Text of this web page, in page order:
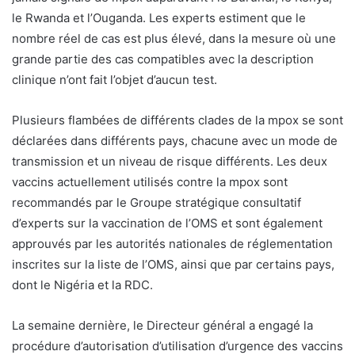
le Rwanda et l’Ouganda. Les experts estiment que le
nombre réel de cas est plus élevé, dans la mesure où une
grande partie des cas compatibles avec la description
clinique n’ont fait l’objet d’aucun test.
Plusieurs flambées de différents clades de la mpox se sont
déclarées dans différents pays, chacune avec un mode de
transmission et un niveau de risque différents. Les deux
vaccins actuellement utilisés contre la mpox sont
recommandés par le Groupe stratégique consultatif
d’experts sur la vaccination de l’OMS et sont également
approuvés par les autorités nationales de réglementation
inscrites sur la liste de l’OMS, ainsi que par certains pays,
dont le Nigéria et la RDC.
La semaine dernière, le Directeur général a engagé la
procédure d’autorisation d’utilisation d’urgence des vaccins